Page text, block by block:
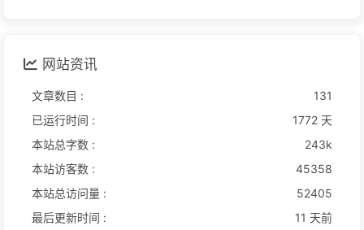
网站资讯
文章数目 :
131
已运行时间 :
1772 天
本站总字数 :
243k
本站访客数 :
45358
本站总访问量 :
52405
最后更新时间 :
11 天前